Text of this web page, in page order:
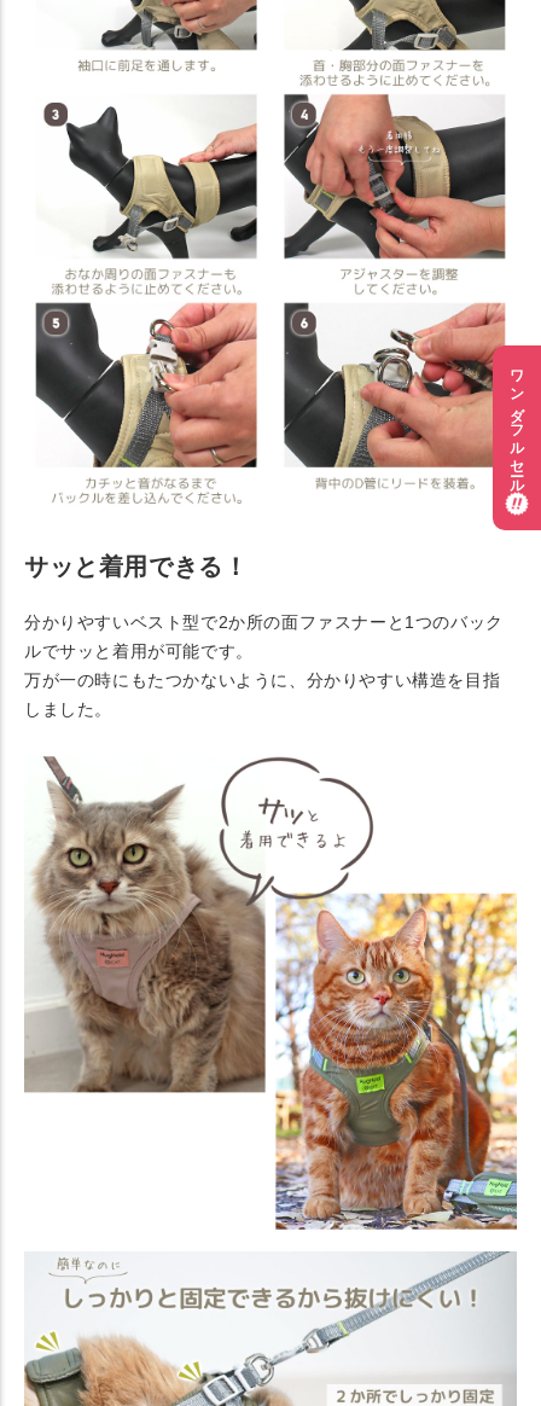
サッと着用できる！
分かりやすいベスト型で2か所の面ファスナーと1つのバック
ルでサッと着用が可能です。
万が一の時にもたつかないように、分かりやすい構造を目指
しました。
ワンダフルセール